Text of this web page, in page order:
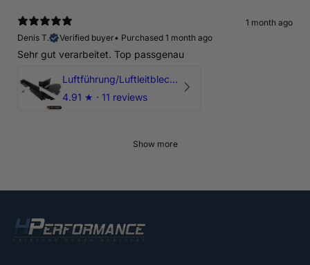
1 month ago
Denis T.
Verified buyer• Purchased 1 month ago
Sehr gut verarbeitet. Top passgenau
Luftführung/Luftleitblech 5" 125mm offene Ansaugung HPerformance
4.91 ★ · 11 reviews
Show more